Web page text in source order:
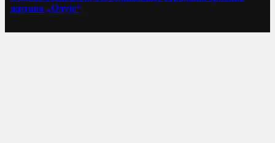
жртава „Олује“